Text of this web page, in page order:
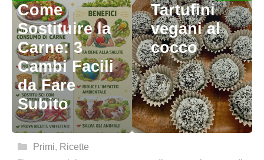
Come
Sostituire la
Carne: 3
Cambi Facili
da Fare
Subito
Tartufini
vegani al
cocco
Categorie
Primi, Ricette